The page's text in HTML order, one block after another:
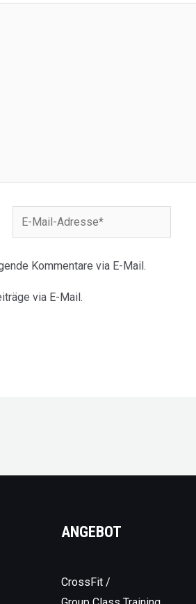
Mail-
Kommentare via E-Mail.
via E-Mail.
ANGEBOT
CrossFit /